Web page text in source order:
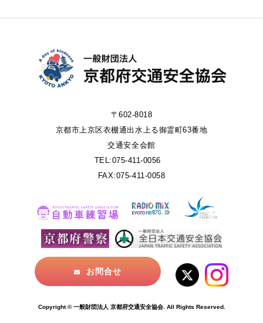
〒602-8018
京都市上京区衣棚通出水上る御霊町63番地
交通安全会館
TEL:075-411-0056
FAX:075-411-0058
お問合せ
Copyright © 一般財団法人 京都府交通安全協会. All Rights Reserved.